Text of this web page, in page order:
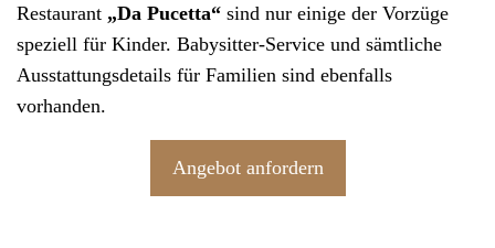
Restaurant „Da Pucetta“ sind nur einige der Vorzüge
speziell für Kinder. Babysitter-Service und sämtliche
Ausstattungsdetails für Familien sind ebenfalls
vorhanden.
Angebot anfordern